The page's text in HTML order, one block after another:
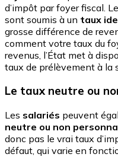
d’impôt par foyer fiscal.
sont soumis à un taux
grosse différence de
comment votre taux du
revenus, l’État met à
taux de prélèvement à la
Le taux neutre ou
Les salariés peuvent
neutre ou non
donc pas le vrai taux
défaut, qui varie en